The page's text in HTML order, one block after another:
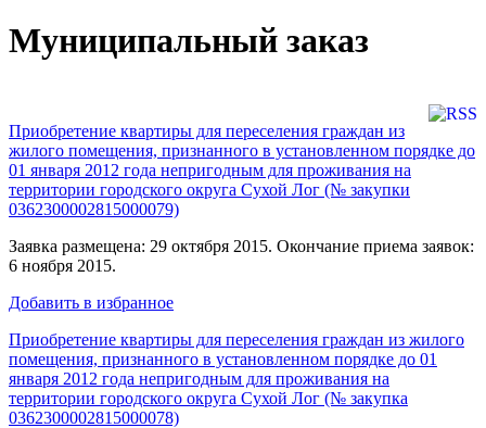
Муниципальный заказ
Приобретение квартиры для переселения граждан из
жилого помещения, признанного в установленном порядке до
01 января 2012 года непригодным для проживания на
территории городского округа Сухой Лог (№ закупки
0362300002815000079)
Заявка размещена: 29 октября 2015. Окончание приема заявок:
6 ноября 2015.
Добавить в избранное
Приобретение квартиры для переселения граждан из жилого
помещения, признанного в установленном порядке до 01
января 2012 года непригодным для проживания на
территории городского округа Сухой Лог (№ закупка
0362300002815000078)